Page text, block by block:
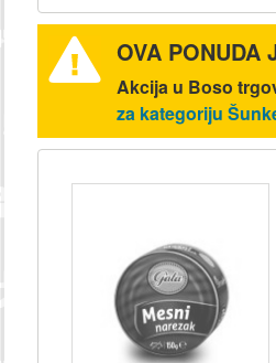
OVA PONUDA
Akcija u Boso
za kategoriju